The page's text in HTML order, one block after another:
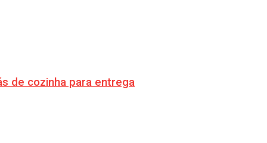
de cozinha para entrega